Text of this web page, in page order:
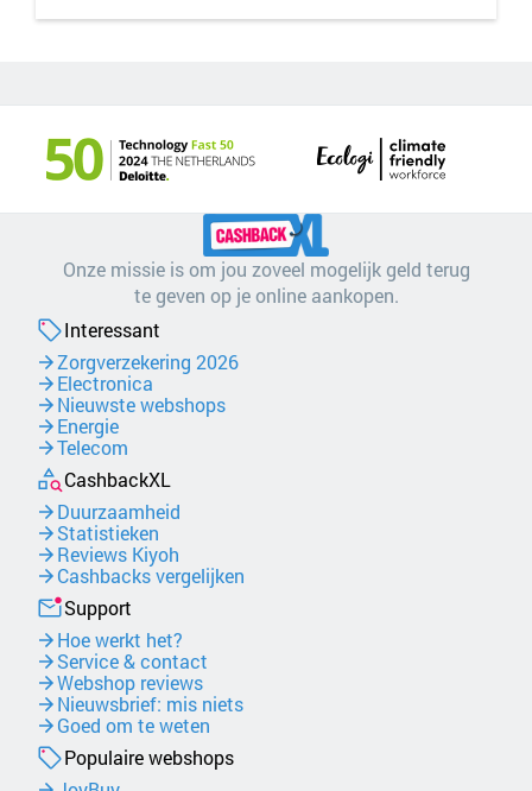
Onze missie is om jou zoveel mogelijk geld terug
te geven op je online aankopen.
Interessant
Zorgverzekering 2026
Electronica
Nieuwste webshops
Energie
Telecom
CashbackXL
Duurzaamheid
Statistieken
Reviews Kiyoh
Cashbacks vergelijken
Support
Hoe werkt het?
Service & contact
Webshop reviews
Nieuwsbrief: mis niets
Goed om te weten
Populaire webshops